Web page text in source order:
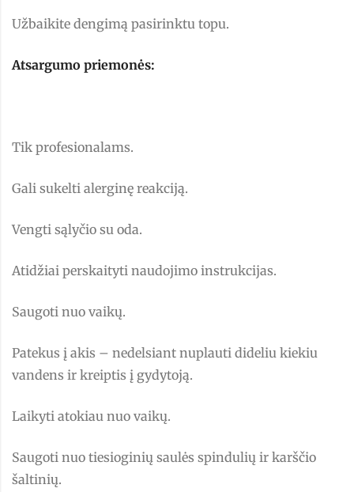
Užbaikite dengimą pasirinktu topu.
Atsargumo priemonės:
Tik profesionalams.
Gali sukelti alerginę reakciją.
Vengti sąlyčio su oda.
Atidžiai perskaityti naudojimo instrukcijas.
Saugoti nuo vaikų.
Patekus į akis – nedelsiant nuplauti dideliu kiekiu
vandens ir kreiptis į gydytoją.
Laikyti atokiau nuo vaikų.
Saugoti nuo tiesioginių saulės spindulių ir karščio
šaltinių.